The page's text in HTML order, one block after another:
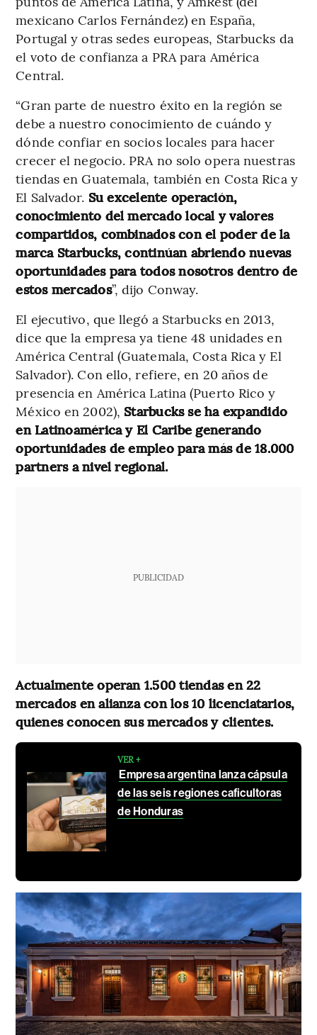
mexicano Carlos Fernández) en España,
Portugal y otras sedes europeas, Starbucks da
el voto de confianza a PRA para América
Central.
“Gran parte de nuestro éxito en la región se
debe a nuestro conocimiento de cuándo y
dónde confiar en socios locales para hacer
crecer el negocio. PRA no solo opera nuestras
tiendas en Guatemala, también en Costa Rica y
El Salvador. Su excelente operación,
conocimiento del mercado local y valores
compartidos, combinados con el poder de la
marca Starbucks, continúan abriendo nuevas
oportunidades para todos nosotros dentro de
estos mercados”, dijo Conway.
El ejecutivo, que llegó a Starbucks en 2013,
dice que la empresa ya tiene 48 unidades en
América Central (Guatemala, Costa Rica y El
Salvador). Con ello, refiere, en 20 años de
presencia en América Latina (Puerto Rico y
México en 2002), Starbucks se ha expandido
en Latinoamérica y El Caribe generando
oportunidades de empleo para más de 18.000
partners a nivel regional.
PUBLICIDAD
Actualmente operan 1.500 tiendas en 22
mercados en alianza con los 10 licenciatarios,
quienes conocen sus mercados y clientes.
VER +
Empresa argentina lanza cápsula
de las seis regiones caficultoras
de Honduras